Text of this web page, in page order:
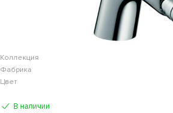
Коллекция
Фабрика
Цвет
В наличии